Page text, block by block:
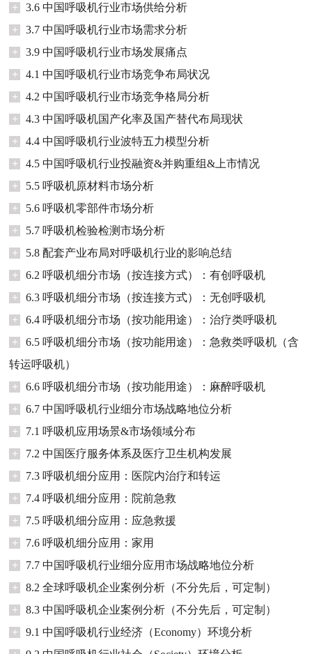
+
3.6 中国呼吸机行业市场供给分析
+
3.7 中国呼吸机行业市场需求分析
+
3.9 中国呼吸机行业市场发展痛点
+
4.1 中国呼吸机行业市场竞争布局状况
+
4.2 中国呼吸机行业市场竞争格局分析
+
4.3 中国呼吸机国产化率及国产替代布局现状
+
4.4 中国呼吸机行业波特五力模型分析
+
4.5 中国呼吸机行业投融资&并购重组&上市情况
+
5.5 呼吸机原材料市场分析
+
5.6 呼吸机零部件市场分析
+
5.7 呼吸机检验检测市场分析
+
5.8 配套产业布局对呼吸机行业的影响总结
+
6.2 呼吸机细分市场（按连接方式）：有创呼吸机
+
6.3 呼吸机细分市场（按连接方式）：无创呼吸机
+
6.4 呼吸机细分市场（按功能用途）：治疗类呼吸机
+
6.5 呼吸机细分市场（按功能用途）：急救类呼吸机（含
转运呼吸机）
+
6.6 呼吸机细分市场（按功能用途）：麻醉呼吸机
+
6.7 中国呼吸机行业细分市场战略地位分析
+
7.1 呼吸机应用场景&市场领域分布
+
7.2 中国医疗服务体系及医疗卫生机构发展
+
7.3 呼吸机细分应用：医院内治疗和转运
+
7.4 呼吸机细分应用：院前急救
+
7.5 呼吸机细分应用：应急救援
+
7.6 呼吸机细分应用：家用
+
7.7 中国呼吸机行业细分应用市场战略地位分析
+
8.2 全球呼吸机企业案例分析（不分先后，可定制）
+
8.3 中国呼吸机企业案例分析（不分先后，可定制）
+
9.1 中国呼吸机行业经济（Economy）环境分析